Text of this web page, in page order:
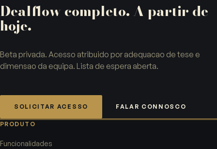
Dealflow completo. A partir de
hoje.
Beta privada. Acesso atribuido por adequacao de tese e
dimensao da equipa. Lista de espera aberta.
SOLICITAR ACESSO FALAR CONNOSCO
PRODUTO
Funcionalidades